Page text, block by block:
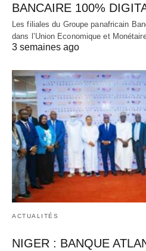
BANCAIRE 100%
Les filiales du Groupe panafricain
dans l’Union Economique et
3 semaines ago
ACTUALITÉS
NIGER : BANQUE